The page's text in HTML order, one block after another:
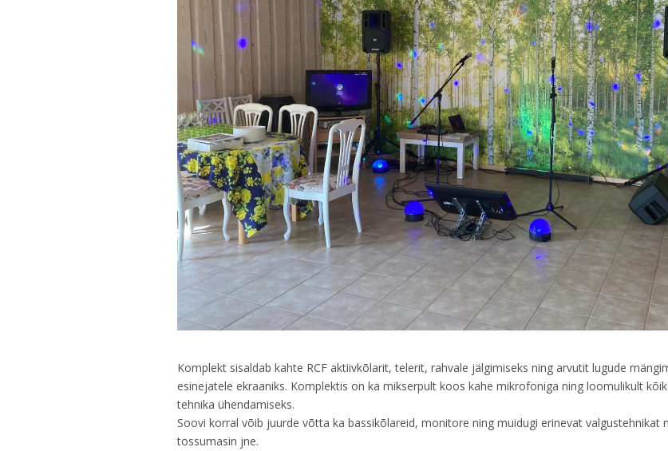
Komplekt sisaldab kahte RCF aktiivkõlarit, telerit, rahvale jälgimiseks ning arvutit lugude
esinejatele ekraaniks. Komplektis on ka mikserpult koos kahe mikrofoniga ning loomulikult
tehnika ühendamiseks.
Soovi korral võib juurde võtta ka bassikõlareid, monitore ning muidugi erinevat valgustehnikat
tossumasin jne.